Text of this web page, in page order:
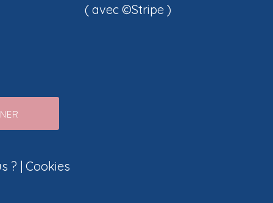
( avec ©Stripe )
? Cookies